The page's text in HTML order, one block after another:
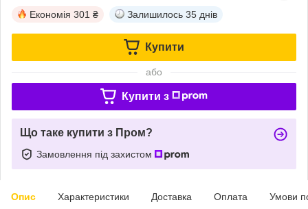
Економія 301 ₴ Залишилось 35 днів
Купити
або
Купити з
Що таке купити з Пром?
Замовлення під захистом
Опис Характеристики Доставка Оплата Умови